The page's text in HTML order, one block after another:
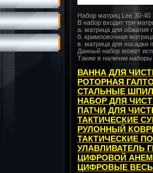
Набор матриц Lee 30-40
В набор входит три
а. матрица для обжатия
б. кримповочная
в. матрица для посадки
Данный набор может
Также в наличии наборы
ВАННА ДЛЯ
РОТОРНАЯ
СТАЛЬНЫЕ
НАБОР ДЛЯ
ПАТЧИ ДЛЯ
ТАКТИЧЕСКИЕ
РУЛОННЫЙ
ТАКТИЧЕСКИЕ
УЛАВЛИВАТЕЛЬ
ЦИФРОВОЙ
ЦИФРОВЫЕ